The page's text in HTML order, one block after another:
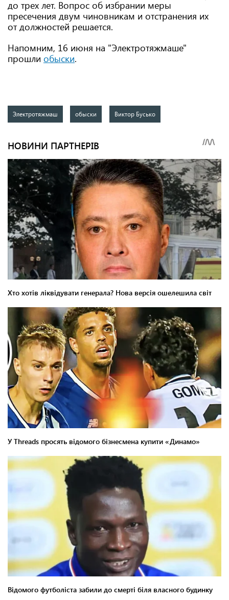
до трех лет. Вопрос об избрании меры
пресечения двум чиновникам и отстранения их
от должностей решается.
Напомним, 16 июня на "Электротяжмаше"
прошли обыски.
Электротяжмаш обыски Виктор Бусько